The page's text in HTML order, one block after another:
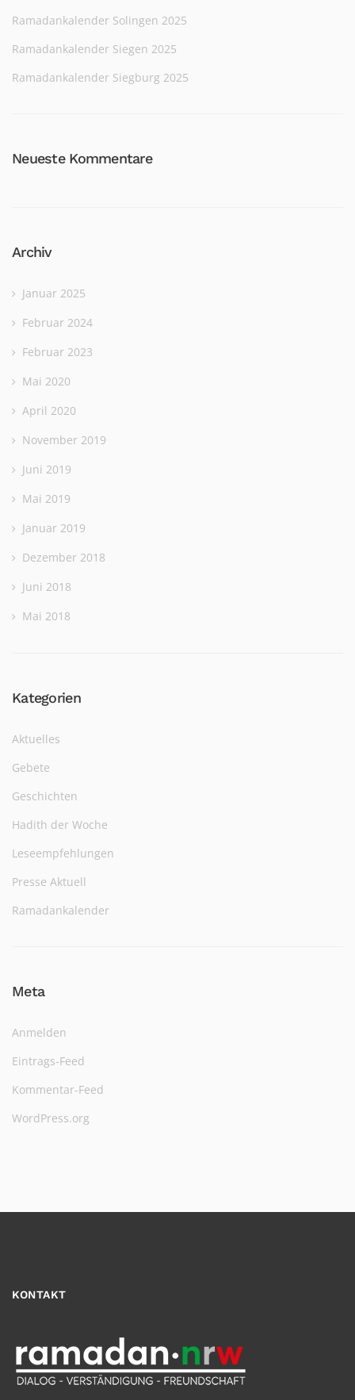
Ramadankalender Solingen 2025
Ramadankalender Siegen 2025
Ramadankalender Siegburg 2025
Neueste Kommentare
Archiv
Januar 2025
Februar 2024
Februar 2023
Mai 2020
April 2020
November 2019
Juni 2019
Mai 2019
Januar 2019
Dezember 2018
Juni 2018
Mai 2018
Kategorien
Aktuelles
Gebete
Geschichten
Hadith der Woche
Leseempfehlungen
Presse Aktuell
Ramadankalender
Meta
Anmelden
Eintrags-Feed
Kommentar-Feed
WordPress.org
KONTAKT